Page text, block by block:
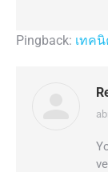
Pingback: เทค